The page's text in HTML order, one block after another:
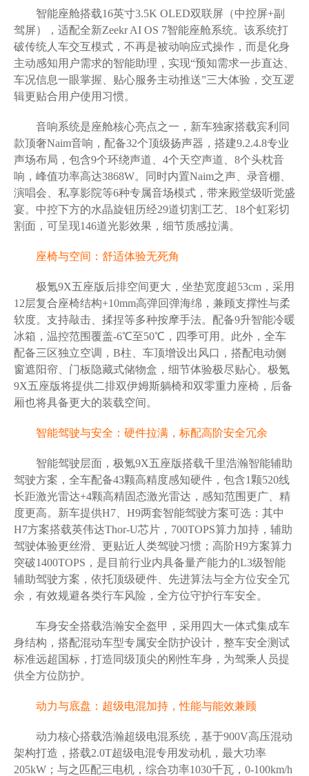
智能座舱搭载16英寸3.5K OLED双联屏（中控屏+副
驾屏），适配全新Zeekr AI OS 7智能座舱系统。该系统打
破传统人车交互模式，不再是被动响应式操作，而是化身
主动感知用户需求的智能助理，实现“预知需求一步直达、
车况信息一眼掌握、贴心服务主动推送”三大体验，交互逻
辑更贴合用户使用习惯。
音响系统是座舱核心亮点之一，新车独家搭载宾利同
款顶奢Naim音响，配备32个顶级扬声器，搭建9.2.4.8专业
声场布局，包含9个环绕声道、4个天空声道、8个头枕音
响，峰值功率高达3868W。同时内置Naim之声、录音棚、
演唱会、私享影院等6种专属音场模式，带来殿堂级听觉盛
宴。中控下方的水晶旋钮历经29道切割工艺、18个虹彩切
割面，可呈现146道光影效果，细节质感拉满。
座椅与空间：舒适体验无死角
极氪9X五座版后排空间更大，坐垫宽度超53cm，采用
12层复合座椅结构+10mm高弹回弹海绵，兼顾支撑性与柔
软度。支持敲击、揉捏等多种按摩手法。配备9升智能冷暖
冰箱，温控范围覆盖-6℃至50℃，四季可用。此外，全车
配备三区独立空调，B柱、车顶增设出风口，搭配电动侧
窗遮阳帘、门板隐藏式储物盒，细节体验极尽贴心。极氪
9X五座版将提供二排双伊姆斯躺椅和双零重力座椅，后备
厢也将具备更大的装载空间。
智能驾驶与安全：硬件拉满，标配高阶安全冗余
智能驾驶层面，极氪9X五座版搭载千里浩瀚智能辅助
驾驶方案，全车配备43颗高精度感知硬件，包含1颗520线
长距激光雷达+4颗高精固态激光雷达，感知范围更广、精
度更高。新车提供H7、H9两套智能驾驶方案可选：其中
H7方案搭载英伟达Thor-U芯片，700TOPS算力加持，辅助
驾驶体验更丝滑、更贴近人类驾驶习惯；高阶H9方案算力
突破1400TOPS，是目前行业内具备量产能力的L3级智能
辅助驾驶方案，依托顶级硬件、先进算法与全方位安全冗
余，有效规避各类行车风险，全方位守护行车安全。
车身安全搭载浩瀚安全盔甲，采用四大一体式集成车
身结构，搭配混动车型专属安全防护设计，整车安全测试
标准远超国标，打造同级顶尖的刚性车身，为驾乘人员提
供全方位防护。
动力与底盘：超级电混加持，性能与能效兼顾
动力核心搭载浩瀚超级电混系统，基于900V高压混动
架构打造，搭载2.0T超级电混专用发动机，最大功率
205kW；与之匹配三电机，综合功率1030千瓦，0-100km/h